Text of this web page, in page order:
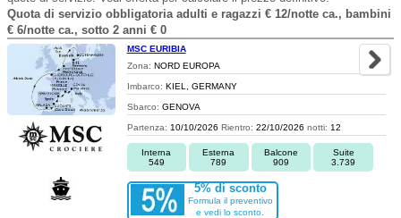
Quota di servizio obbligatoria adulti e ragazzi € 12/notte ca., bambini
€ 6/notte ca., sotto 2 anni € 0
MSC EURIBIA
Zona: NORD EUROPA
Imbarco: KIEL, GERMANY
Sbarco: GENOVA
Partenza: 10/10/2026 Rientro: 22/10/2026 notti: 12
Interna
549
Esterna
789
Balcone
909
Suite
3.739
5% di sconto
Formula il preventivo
e vedi lo sconto.